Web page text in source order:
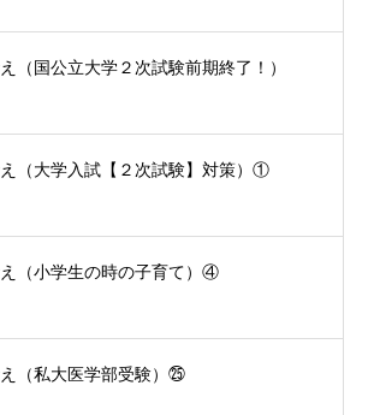
（国公立大学２次試験前期終了！）
（大学入試【２次試験】対策）①
（小学生の時の子育て）④
（私大医学部受験）㉕